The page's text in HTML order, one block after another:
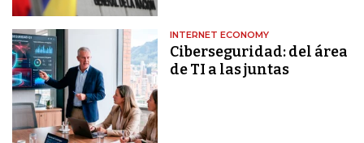
INTERNET ECONOMY
Ciberseguridad: del área
de TI a las juntas